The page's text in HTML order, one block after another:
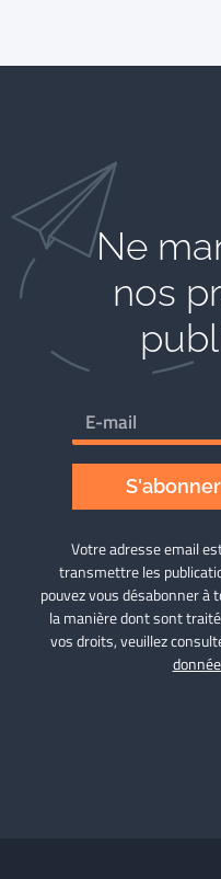
Ne
nos
Votre adresse email
transmettre les
pouvez vous désabonner à
la manière dont sont
vos droits, veuillez